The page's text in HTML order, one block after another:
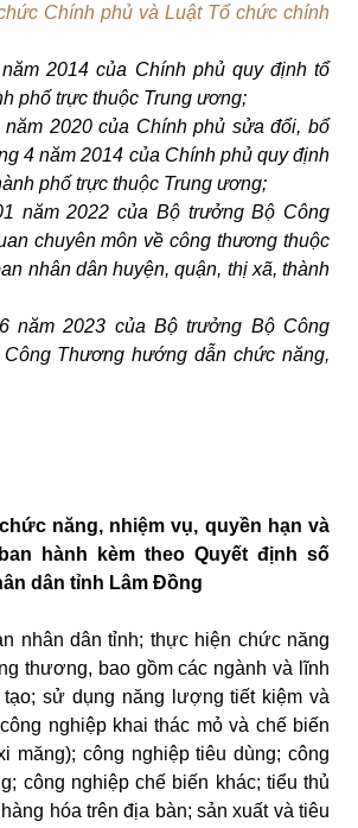
Chính phủ và Luật Tổ chức chính
2014 của Chính phủ quy định tổ
phố trực thuộc Trung ương;
2020 của Chính phủ sửa đổi, bổ
4 năm 2014 của Chính phủ quy định
phố trực thuộc Trung ương;
năm 2022 của Bộ trưởng Bộ Công
chuyên môn về công thương thuộc
nhân dân huyện, quận, thị xã, thành
năm 2023 của Bộ trưởng Bộ Công
Thương hướng dẫn chức năng,
năng, nhiệm vụ, quyền hạn và
hành kèm theo Quyết định số
dân tỉnh Lâm Đồng
nhân dân tỉnh; thực hiện chức năng
thương, bao gồm các ngành và lĩnh
sử dụng năng lượng tiết kiệm và
nghiệp khai thác mỏ và chế biến
măng); công nghiệp tiêu dùng; công
công nghiệp chế biến khác; tiểu thủ
hóa trên địa bàn; sản xuất và tiêu